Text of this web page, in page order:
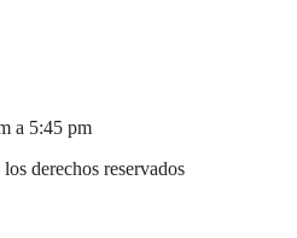
a 5:45 pm
derechos reservados